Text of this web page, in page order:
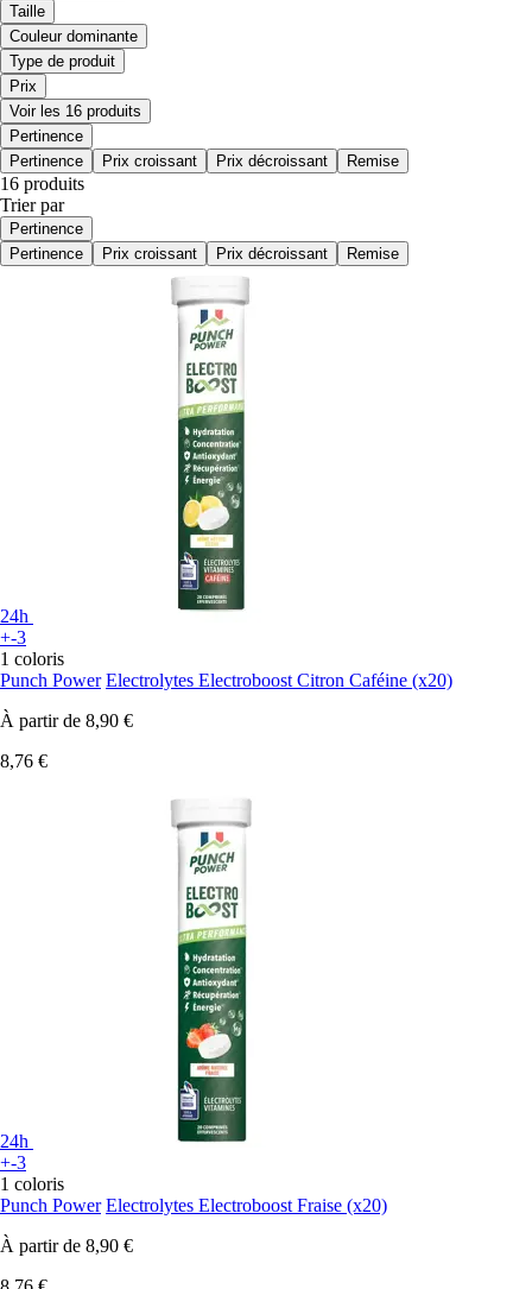
Taille
Couleur dominante
Type de produit
Prix
Voir les 16 produits
Pertinence
Pertinence
Prix croissant Prix décroissant Remise
16 produits
Trier par
Pertinence
Pertinence
Prix croissant Prix décroissant Remise
24h
+-3
1 coloris
Punch Power Electrolytes Electroboost Citron Caféine (x20)
À partir de 8,90 €
8,76 €
24h
+-3
1 coloris
Punch Power Electrolytes Electroboost Fraise (x20)
À partir de 8,90 €